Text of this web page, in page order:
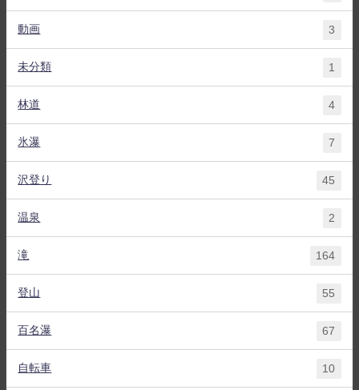
動画 3
未分類 1
林道 4
氷瀑 7
沢登り 45
温泉 2
滝 164
登山 55
百名瀑 67
自転車 10